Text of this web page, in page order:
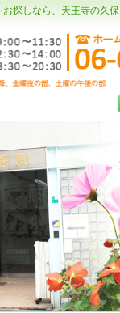
探しなら、天王寺の久保